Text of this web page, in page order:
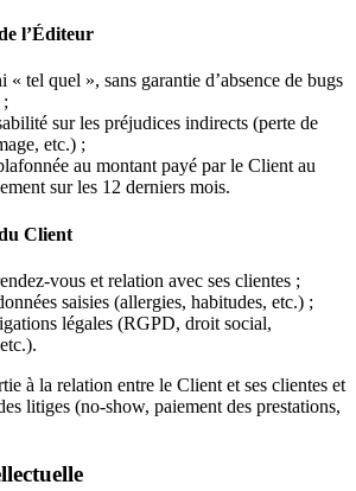
l’Éditeur
tel quel », sans garantie d’absence de bugs
sur les préjudices indirects (perte de
etc.) ;
au montant payé par le Client au
sur les 12 derniers mois.
Client
vous et relation avec ses clientes ;
saisies (allergies, habitudes, etc.) ;
légales (RGPD, droit social,
à la relation entre le Client et ses clientes et
litiges (no-show, paiement des prestations,